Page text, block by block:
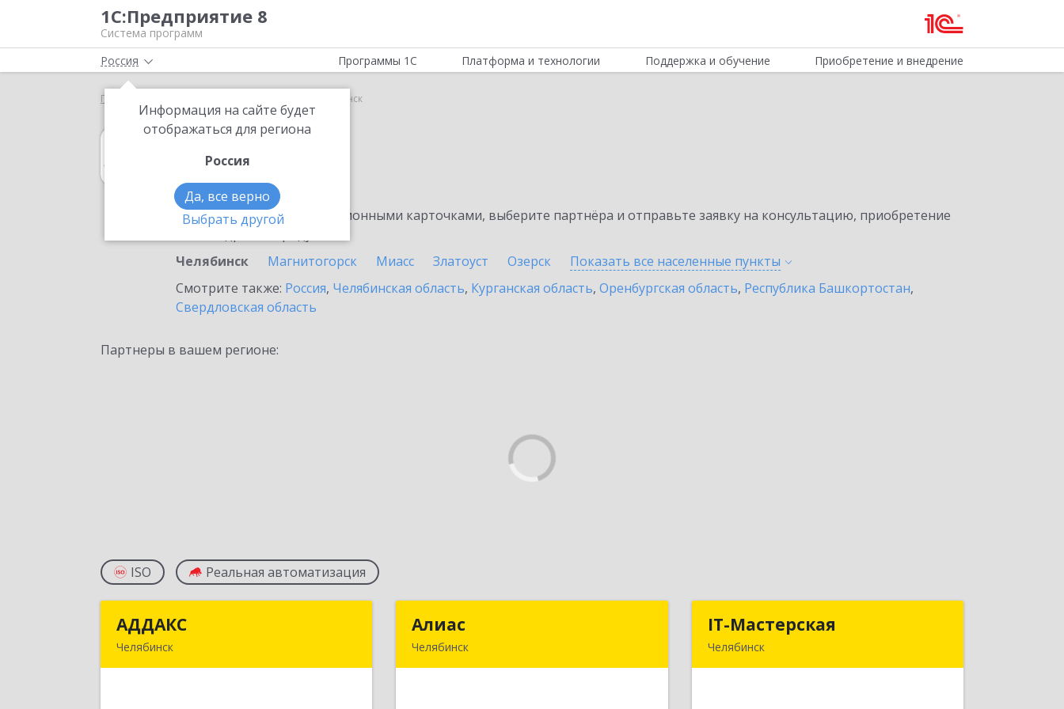
1С:Предприятие 8
Система программ
Россия
Информация на сайте будет
отображаться для региона
Россия
Да, все верно
Выбрать другой
Программы 1С Платформа и технологии Поддержка и обучение Приобретение и внедрение
Главная Челябинск
1С:Архив
в Челябинске
Ознакомьтесь с информационными карточками, выберите партнёра и отправьте заявку на консультацию, приобретение
Челябинск
Магнитогорск Миасс Златоуст Озерск Показать все населенные пункты
Смотрите также: Россия, Челябинская область, Курганская область, Оренбургская область, Республика Башкортостан,
Свердловская область
Партнеры в вашем регионе:
ISO Реальная автоматизация
АДДАКС
Челябинск
Алиас
Челябинск
IT-Мастерская
Челябинск
IT-Мастерская